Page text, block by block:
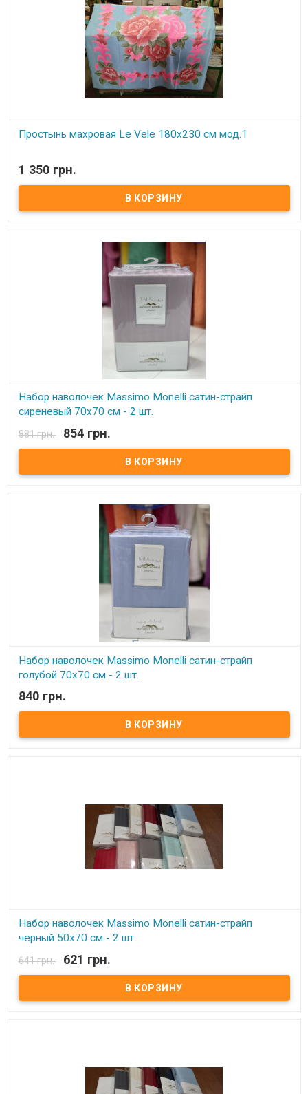
Простынь махровая Le Vele 180х230 см мод.1
Махра с внешней и внутренней стороны.
Производитель:Le Vele (Турция).
1 350 грн.
Набор наволочек Massimo Monelli сатин-страйп
сиреневый 70х70 см - 2 шт.
В наличии
Набор наволочек Massimo Monelli сатин-страйп 70х70 см Размер:
70х70 см - 2 шт Состав: 100% хлопок, сатин-страйп. Упаковка: ПВХ.
Производитель: Massimo Monelli (Турция)
881 грн. 854 грн.
Набор наволочек Massimo Monelli сатин-страйп
голубой 70х70 см - 2 шт.
В наличии
Набор наволочек Massimo Monelli сатин-страйп 70х70 см Размер:
70х70 см - 2 шт Состав: 100% хлопок, сатин-страйп. Упаковка: ПВХ.
Производитель: Massimo Monelli (Турция)
840 грн.
Набор наволочек Massimo Monelli сатин-страйп
черный 50х70 см - 2 шт.
В наличии
Набор наволочек Massimo Monelli сатин-страйп 50х70 см Размер:
50х70 см - 2 шт Состав: 100% хлопок, сатин-страйп. Упаковка: ПВХ.
Производитель: Massimo Monelli (Турция)
641 грн. 621 грн.